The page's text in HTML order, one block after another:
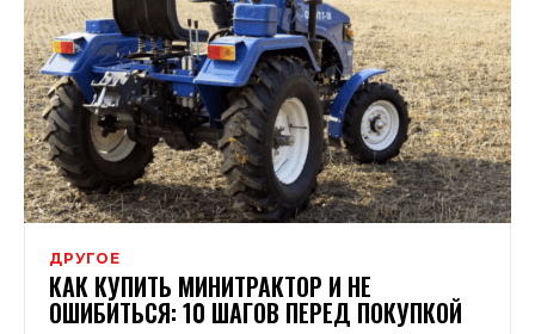
ДРУГОЕ
КАК КУПИТЬ МИНИТРАКТОР И НЕ
ОШИБИТЬСЯ: 10 ШАГОВ ПЕРЕД ПОКУПКОЙ